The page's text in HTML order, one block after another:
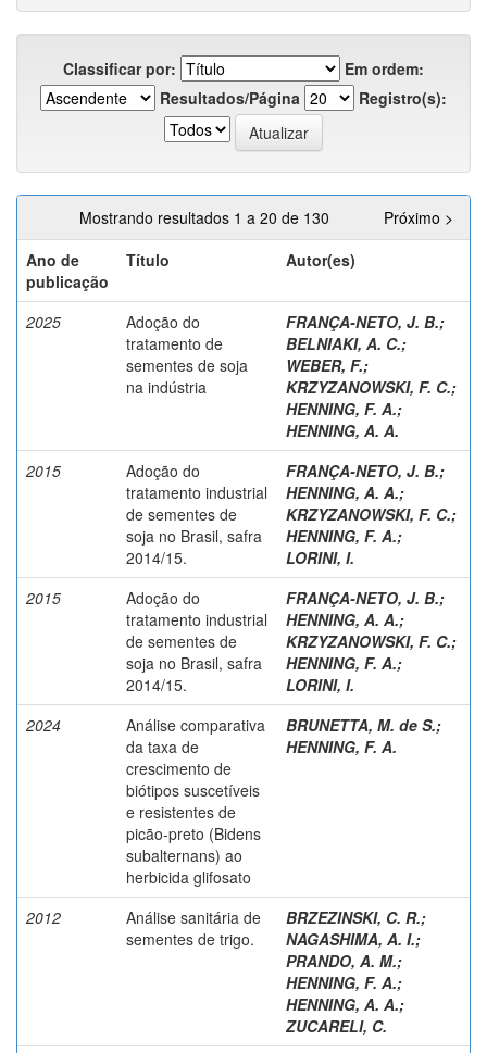
Classificar por:
Em ordem:
Resultados/Página
Registro(s):
Mostrando resultados 1 a 20 de 130
Próximo >
Ano de
publicação
Título Autor(es)
2025
Adoção do
tratamento de
sementes de soja
na indústria
FRANÇA-NETO, J. B.;
BELNIAKI, A. C.;
WEBER, F.;
KRZYZANOWSKI, F. C.;
HENNING, F. A.;
HENNING, A. A.
2015
Adoção do
tratamento industrial
de sementes de
soja no Brasil, safra
2014/15.
FRANÇA-NETO, J. B.;
HENNING, A. A.;
KRZYZANOWSKI, F. C.;
HENNING, F. A.;
LORINI, I.
2015
Adoção do
tratamento industrial
de sementes de
soja no Brasil, safra
2014/15.
FRANÇA-NETO, J. B.;
HENNING, A. A.;
KRZYZANOWSKI, F. C.;
HENNING, F. A.;
LORINI, I.
2024
Análise comparativa
da taxa de
crescimento de
biótipos suscetíveis
e resistentes de
picão-preto (Bidens
subalternans) ao
herbicida glifosato
BRUNETTA, M. de S.;
HENNING, F. A.
2012
Análise sanitária de
sementes de trigo.
BRZEZINSKI, C. R.;
NAGASHIMA, A. I.;
PRANDO, A. M.;
HENNING, F. A.;
HENNING, A. A.;
ZUCARELI, C.